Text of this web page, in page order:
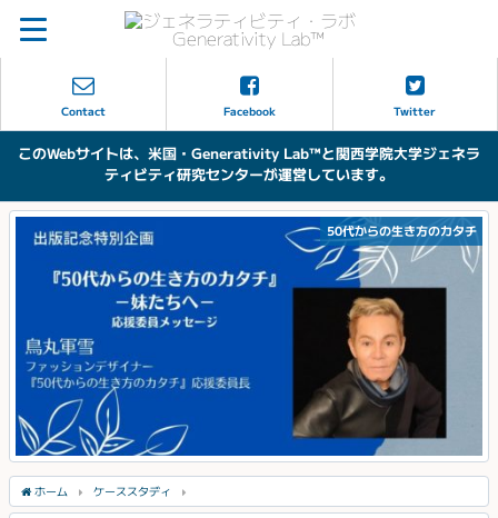
Contact Facebook Twitter
このWebサイトは、米国・Generativity Lab™と関西学院大学ジェネラ
ティビティ研究センターが運営しています。
50代からの生き方のカタチ
ホーム ケーススタディ